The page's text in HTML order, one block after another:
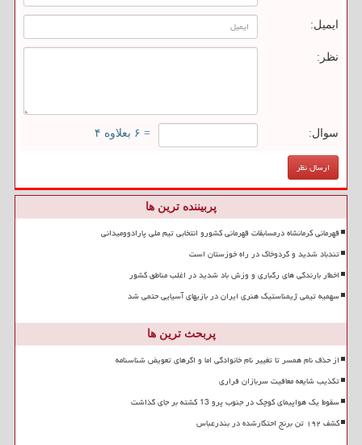
ایمیل:
نظر:
سوال: = ۶ بعلاوه ۴
پربیننده ترین ها
قهرمانی کرمانشاه درمسابقات قهرمانی کشورو انتخابی تیم ملی پارادوومیدانی
تندباد شدید و گردوخاک در راه خوزستان است
اخطار بارندگی های رگباری و وزش باد شدید در اغلب مناطق کشور
سهمیه تیمی ژیمناستیک هنری ایران در بازیهای آسیایی حتمی شد
پربحث ترین ها
از حذف نام همسر تا تغییر نام خانوادگی اما و اگرهای تعویض شناسنامه
تکذیب شایعه معافیت سربازان فراری
سقوط یک هواپیمای کوچک در جنوب پرو 13 کشته بر جای گذاشت
کشف ۱۹۲ تن برنج احتکارشده در بندرعباس